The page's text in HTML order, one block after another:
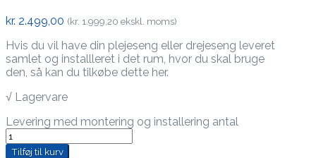
kr. 2.499,00 (kr. 1.999,20 ekskl. moms)
Hvis du vil have din plejeseng eller drejeseng leveret
samlet og installleret i det rum, hvor du skal bruge
den, så kan du tilkøbe dette her.
√ Lagervare
Levering med montering og installering antal
Tilføj til kurv